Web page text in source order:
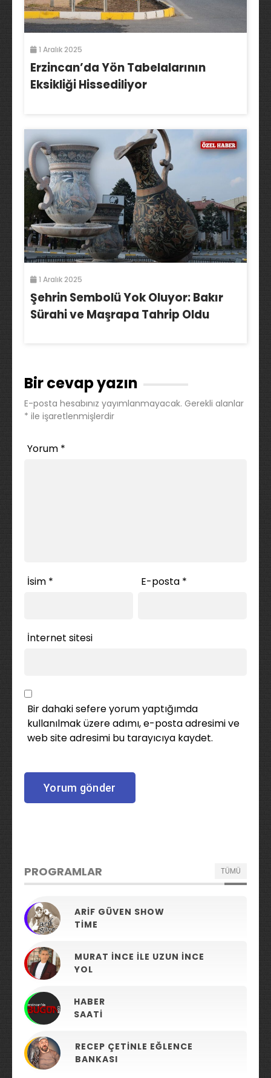
1 Aralık 2025
Erzincan’da Yön Tabelalarının
Eksikliği Hissediliyor
1 Aralık 2025
Şehrin Sembolü Yok Oluyor: Bakır
Sürahi ve Maşrapa Tahrip Oldu
Bir cevap yazın
E-posta hesabınız yayımlanmayacak. Gerekli alanlar
* ile işaretlenmişlerdir
Yorum *
İsim * E-posta *
İnternet sitesi
Bir dahaki sefere yorum yaptığımda
kullanılmak üzere adımı, e-posta adresimi ve
web site adresimi bu tarayıcıya kaydet.
PROGRAMLAR TÜMÜ
ARIF GÜVEN SHOW
TIME
MURAT İNCE ILE UZUN İNCE
YOL
HABER
SAATI
RECEP ÇETINLE EĞLENCE
BANKASI